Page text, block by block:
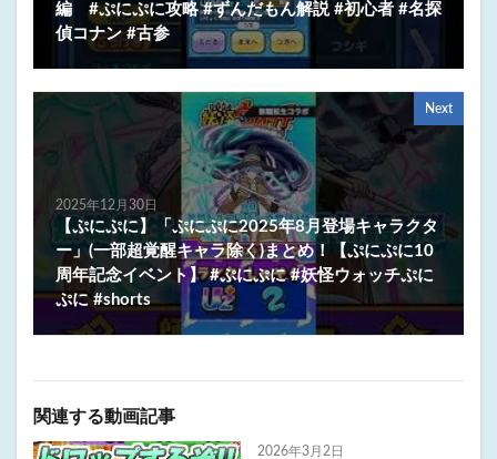
編 #ぷにぷに攻略 #ずんだもん解説 #初心者 #名探
偵コナン #古参
Next
2025年12月30日
【ぷにぷに】「ぷにぷに2025年8月登場キャラクタ
ー」(一部超覚醒キャラ除く)まとめ！【ぷにぷに10
周年記念イベント】 #ぷにぷに #妖怪ウォッチぷに
ぷに #shorts
関連する動画記事
2026年3月2日